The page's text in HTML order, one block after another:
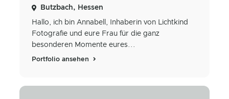
Butzbach, Hessen
Hallo, ich bin Annabell, Inhaberin von Lichtkind
Fotografie und eure Frau für die ganz
besonderen Momente eures...
Portfolio ansehen